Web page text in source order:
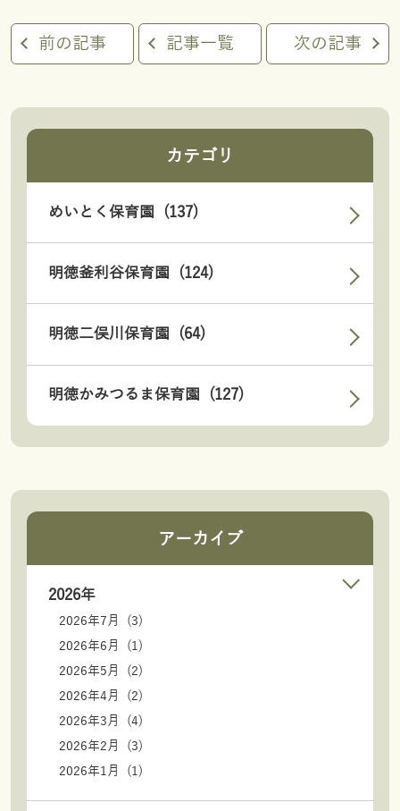
前の記事 記事一覧 次の記事
カテゴリ
めいとく保育園 (137)
明徳釜利谷保育園 (124)
明徳二俣川保育園 (64)
明徳かみつるま保育園 (127)
アーカイブ
2026年
2026年7月 (3)
2026年6月 (1)
2026年5月 (2)
2026年4月 (2)
2026年3月 (4)
2026年2月 (3)
2026年1月 (1)